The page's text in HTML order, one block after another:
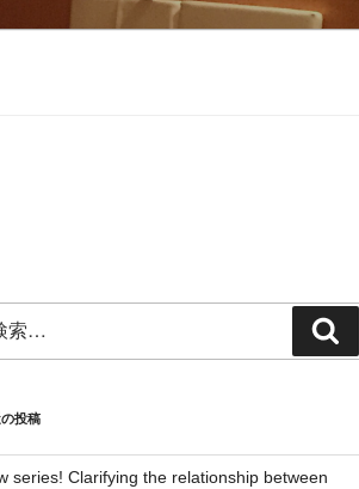
索
投稿
series! Clarifying the relationship between